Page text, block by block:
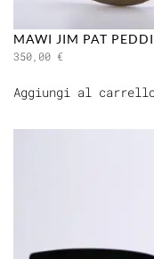
MAWI JIM PAT
350,00 €
Aggiungi al